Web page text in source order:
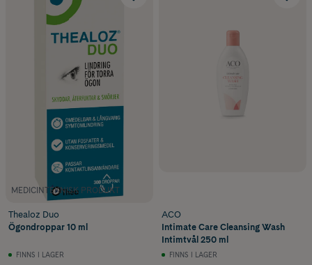
MEDICINTEKNISK PRODUKT
Thealoz Duo
Ögondroppar 10 ml
FINNS I LAGER
ACO
Intimate Care Cleansing Wash
Intimtvål 250 ml
FINNS I LAGER